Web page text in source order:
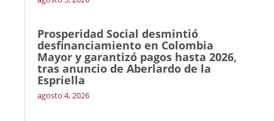
Prosperidad Social desmintió
desfinanciamiento en Colombia
Mayor y garantizó pagos hasta 2026,
tras anuncio de Aberlardo de la
Espriella
agosto 4, 2026